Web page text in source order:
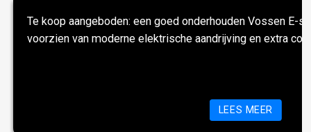
Te koop aangeboden: een goed onderhouden Vossen E-
voorzien van moderne elektrische aandrijving en extra
LEES MEER